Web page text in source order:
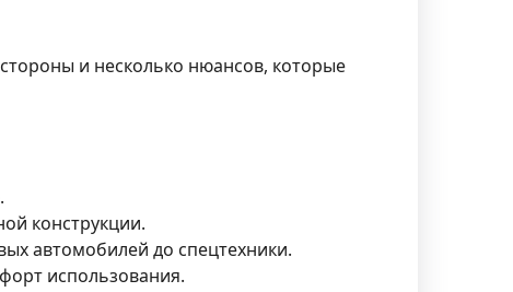
и несколько нюансов, которые
конструкции.
автомобилей до спецтехники.
использования.